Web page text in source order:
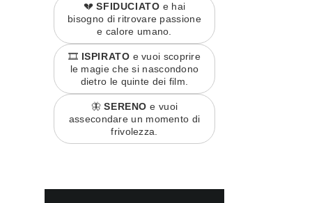
💔SFIDUCIATO e hai
bisogno di ritrovare passione
e calore umano.
🎞️ ISPIRATO e vuoi scoprire
le magie che si nascondono
dietro le quinte dei film.
🦋SERENO e vuoi
assecondare un momento di
frivolezza.